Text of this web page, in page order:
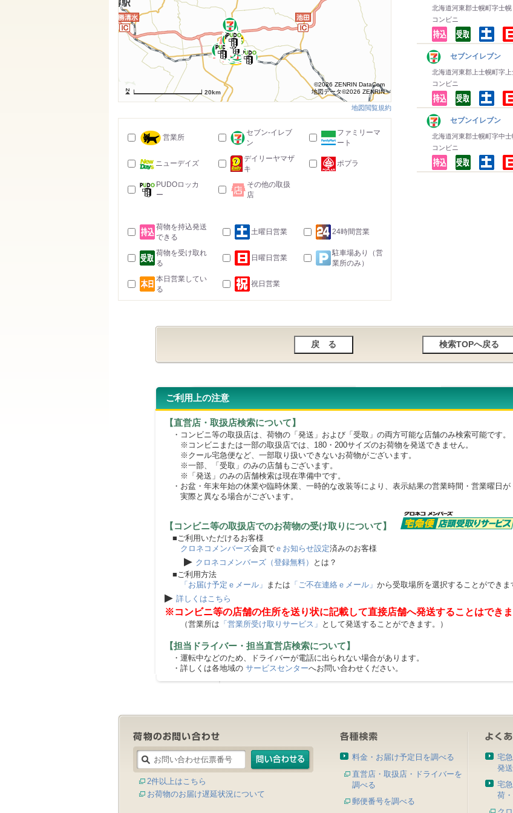
北海道河東郡士幌町字士幌
コンビニ
セブンイレブ
北海道河東郡上士幌町字
コンビニ
セブンイレブ
北海道河東郡士幌町字中
コンビニ
20km
©2026 ZENRIN DataCom
地図データ©2026 ZENRIN
地図閲覧規約
営業所
セブン-イレブ
ン
ファミリーマ
ート
ニューデイズ
デイリーヤマザ
キ
ポプラ
PUDOロッカ
ー
その他の取扱
店
荷物を持込発送
できる
土曜日営業 24時間営業
荷物を受け取れ
る
日曜日営業
駐車場あり（営
業所のみ）
本日営業してい
る
祝日営業
ご利用上の注意
【直営店・取扱店検索について】
・コンビニ等の取扱店は、荷物の「発送」および「受取」の両方可能な店舗のみ検索可能です。
※コンビニまたは一部の取扱店では、180・200サイズのお荷物を発送できません。
※クール宅急便など、一部取り扱いできないお荷物がございます。
※一部、「受取」のみの店舗もございます。
※「発送」のみの店舗検索は現在準備中です。
・お盆・年末年始の休業や臨時休業、一時的な改装等により、表示結果の営業時間・営業曜日が
実際と異なる場合がございます。
【コンビニ等の取扱店でのお荷物の受け取りについて】
■ご利用いただけるお客様
クロネコメンバーズ会員で ｅお知らせ設定済みのお客様
▶ クロネコメンバーズ（登録無料）
とは？
■ご利用方法
「お届け予定ｅメール」 または 「ご不在連絡ｅメール」 から受取場所を選択することができま
▶ 詳しくはこちら
※コンビニ等の店舗の住所を送り状に記載して直接店舗へ発送することはできま
（営業所は 「営業所受け取りサービス」 として発送することができます。）
【担当ドライバー・担当直営店検索について】
・運転中などのため、ドライバーが電話に出られない場合があります。
・詳しくは各地域の サービスセンターへお問い合わせください。
2件以上はこちら
お荷物のお届け遅延状況について
料金・お届け予定日を調べる
直営店・取扱店・ドライバーを
調べる
郵便番号を調べる
宅
発
宅
荷